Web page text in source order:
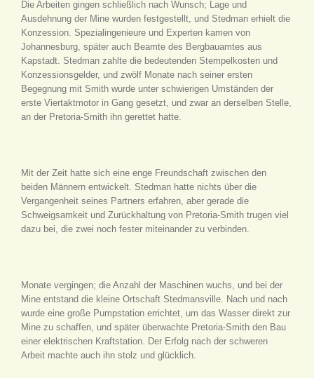
Die Arbeiten gingen schließlich nach Wunsch; Lage und
Ausdehnung der Mine wurden festgestellt, und Stedman erhielt die
Konzession. Spezialingenieure und Experten kamen von
Johannesburg, später auch Beamte des Bergbauamtes aus
Kapstadt. Stedman zahlte die bedeutenden Stempelkosten und
Konzessionsgelder, und zwölf Monate nach seiner ersten
Begegnung mit Smith wurde unter schwierigen Umständen der
erste Viertaktmotor in Gang gesetzt, und zwar an derselben Stelle,
an der Pretoria-Smith ihn gerettet hatte.
Mit der Zeit hatte sich eine enge Freundschaft zwischen den
beiden Männern entwickelt. Stedman hatte nichts über die
Vergangenheit seines Partners erfahren, aber gerade die
Schweigsamkeit und Zurückhaltung von Pretoria-Smith trugen viel
dazu bei, die zwei noch fester miteinander zu verbinden.
Monate vergingen; die Anzahl der Maschinen wuchs, und bei der
Mine entstand die kleine Ortschaft Stedmansville. Nach und nach
wurde eine große Pumpstation errichtet, um das Wasser direkt zur
Mine zu schaffen, und später überwachte Pretoria-Smith den Bau
einer elektrischen Kraftstation. Der Erfolg nach der schweren
Arbeit machte auch ihn stolz und glücklich.